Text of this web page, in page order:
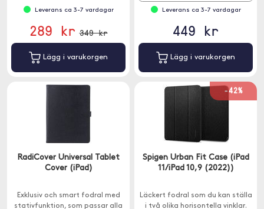
Leverans ca 3-7 vardagar
289 kr 349 kr
Lägg i varukorgen
Leverans ca 3-7 vardagar
449 kr
Lägg i varukorgen
RadiCover Universal Tablet
Cover (iPad)
Exklusiv och smart fodral med
stativfunktion, som passar alla
-42%
Spigen Urban Fit Case (iPad
11/iPad 10,9 (2022))
Läckert fodral som du kan ställa
i två olika horisontella vinklar.